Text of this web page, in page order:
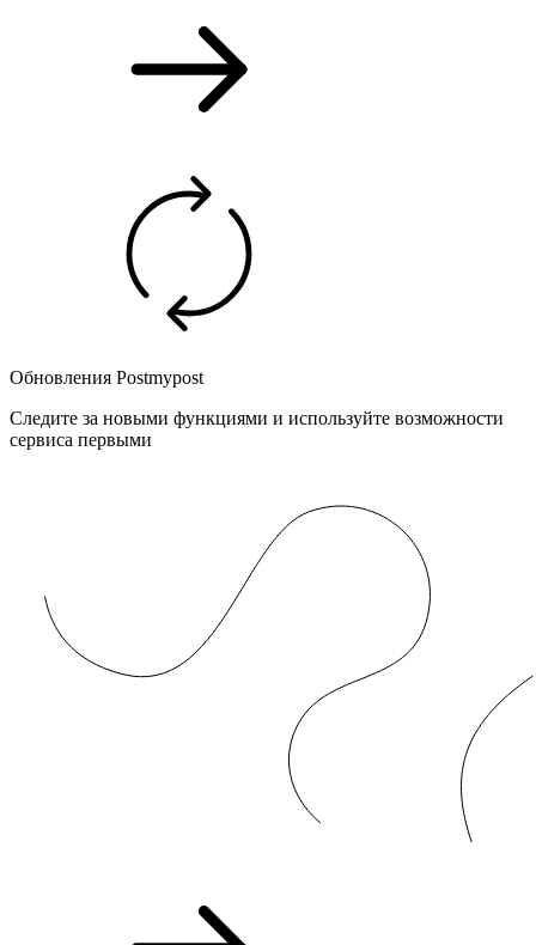
Обновления Postmypost
Следите за новыми функциями и используйте возможности
сервиса первыми